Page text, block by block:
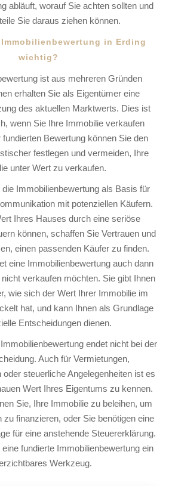
abläuft, worauf Sie achten sollten und
Sie daraus ziehen können.
in Erding
wichtig?
ist aus mehreren Gründen
erhalten Sie als Eigentümer eine
des aktuellen Marktwerts. Dies ist
wenn Sie Ihre Immobilie verkaufen
Bewertung können Sie den
festlegen und vermeiden, Ihre
unter Wert zu verkaufen.
Immobilienbewertung als Basis für
mit potenziellen Käufern.
Ihres Hauses durch eine seriöse
können, schaffen Sie Vertrauen und
einen passenden Käufer zu finden.
eine Immobilienbewertung auch dann
verkaufen möchten. Sie gibt Ihnen
wie sich der Wert Ihrer Immobilie im
hat, und kann Ihnen als Grundlage
Entscheidungen dienen.
endet nicht bei der
Auch für Vermietungen,
oder steuerliche Angelegenheiten ist es
Wert Ihres Eigentums zu kennen.
Sie, Ihre Immobilie zu beleihen, um
zu finanzieren, oder Sie benötigen eine
für eine anstehende Steuererklärung.
fundierte Immobilienbewertung ein
Werkzeug.